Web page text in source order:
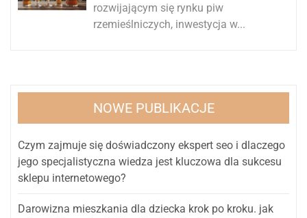
rozwijającym się rynku piw
rzemieślniczych, inwestycja w...
NOWE PUBLIKACJE
Czym zajmuje się doświadczony ekspert seo i dlaczego
jego specjalistyczna wiedza jest kluczowa dla sukcesu
sklepu internetowego?
Darowizna mieszkania dla dziecka krok po kroku. jak